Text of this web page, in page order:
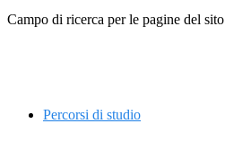
Campo di ricerca per le pagine del sito
Percorsi di studio